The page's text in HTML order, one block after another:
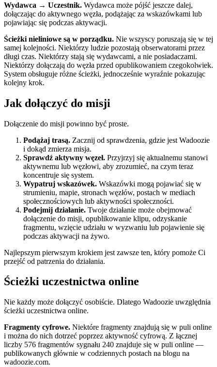
Wydawca → Uczestnik. Wydawca może pójść jeszcze dalej,
dołączając do aktywnego węzła, podążając za wskazówkami lub
pojawiając się podczas aktywacji.
Ścieżki nieliniowe są w porządku. Nie wszyscy poruszają się w tej
samej kolejności. Niektórzy ludzie pozostają obserwatorami przez
długi czas. Niektórzy stają się wydawcami, a nie posiadaczami.
Niektórzy dołączają do węzła przed opublikowaniem czegokolwiek.
System obsługuje różne ścieżki, jednocześnie wyraźnie pokazując
kolejny krok.
Jak dołączyć do misji
Dołączenie do misji powinno być proste.
Podążaj trasą. Zacznij od sprawdzenia, gdzie jest Wadoozie
i dokąd zmierza misja.
Sprawdź aktywny węzeł. Przyjrzyj się aktualnemu stanowi
aktywnemu lub węzłowi, aby zrozumieć, na czym teraz
koncentruje się system.
Wypatruj wskazówek. Wskazówki mogą pojawiać się w
strumieniu, mapie, stronach węzłów, postach w mediach
społecznościowych lub aktywności społeczności.
Podejmij działanie. Twoje działanie może obejmować
dołączenie do misji, opublikowanie klipu, odzyskanie
fragmentu, wzięcie udziału w wyzwaniu lub pojawienie się
podczas aktywacji na żywo.
Najlepszym pierwszym krokiem jest zawsze ten, który pomoże Ci
przejść od patrzenia do działania.
Ścieżki uczestnictwa online
Nie każdy może dołączyć osobiście. Dlatego Wadoozie uwzględnia
ścieżki uczestnictwa online.
Fragmenty cyfrowe. Niektóre fragmenty znajdują się w puli online
i można do nich dotrzeć poprzez aktywność cyfrową. Z łącznej
liczby 576 fragmentów sygnału 240 znajduje się w puli online —
publikowanych głównie w codziennych postach na blogu na
wadoozie.com.